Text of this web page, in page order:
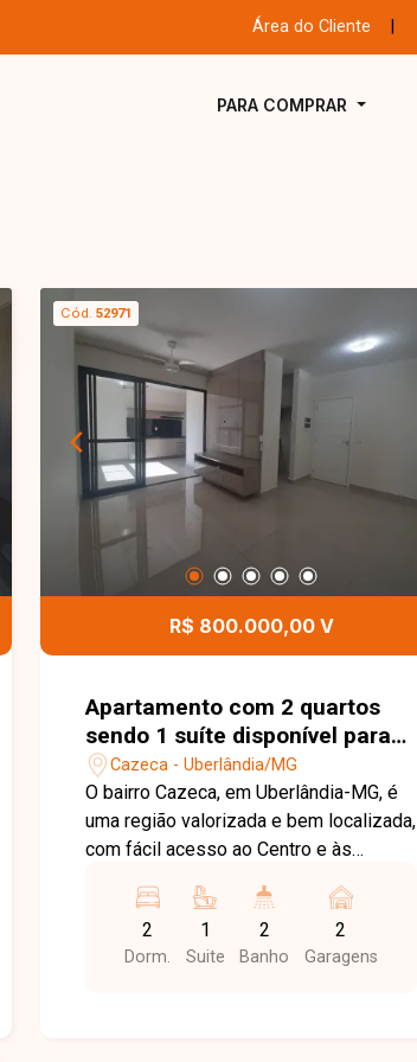
Área do Cliente
PARA COMPRAR
Cód. 52971
R$ 800.000,00 V
Apartamento com 2 quartos
sendo 1 suíte disponível para
venda no bairro Cazeca em
Uberlândia-MG
Cazeca - Uberlândia/MG
O bairro Cazeca, em Uberlândia-MG, é
uma região valorizada e bem localizada,
com fácil acesso ao Centro e às
com ampla infraestrutura de comércios,
supermercados, escolas, farmácias e
diversos serviços, oferecendo
2
Dorm.
1
Suite
2
Banho
2
Garagens